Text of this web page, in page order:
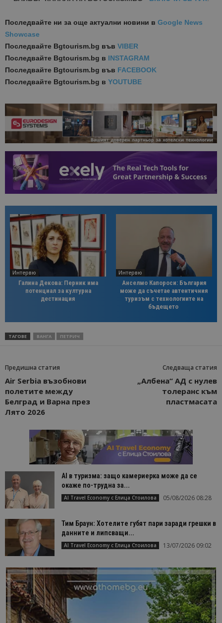
Последвайте ни за още актуални новини в Google News
Showcase
Последвайте Bgtourism.bg във VIBER
Последвайте Bgtourism.bg в INSTAGRAM
Последвайте Bgtourism.bg във FACEBOOK
Последвайте Bgtourism.bg в YOUTUBE
Интервю
Галина Декова: Перник има
потенциал за културна
дестинация
Интервю
Анселмо Капороси: България
може да съчетае автентичния
туризъм с технологиите на
бъдещето
ТАГОВЕ ВАНГА ПЕТРИЧ
Предишна статия
Air Serbia възобнови
полетите между
Белград и Варна през
Лято 2026
Следваща статия
„Албена“ АД с нулев
толеранс към
пластмасата
AI в туризма: защо камериерка може да се
окаже по-трудна за...
AI Travel Economy с Елица Стоилова 05/08/2026 08:28
Тим Браун: Хотелите губят пари заради грешки в
данните и липсващи...
AI Travel Economy с Елица Стоилова 13/07/2026 09:02